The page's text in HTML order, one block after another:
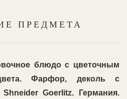
ПРЕДМЕТА
блюдо с цветочным
Фарфор, деколь с
Goerlitz. Германия.